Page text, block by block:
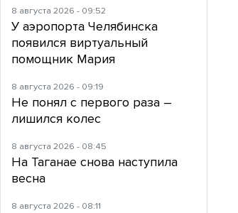
8 августа 2026 - 09:52
У аэропорта Челябинска
появился виртуальный
помощник Мария
8 августа 2026 - 09:19
Не понял с первого раза –
лишился колес
8 августа 2026 - 08:45
На Таганае снова наступила
весна
8 августа 2026 - 08:11